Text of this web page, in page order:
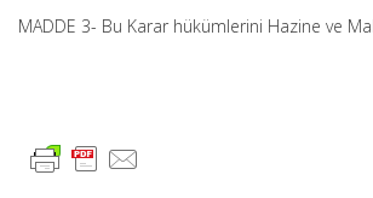
MADDE 3- Bu Karar hükümlerini Hazine ve